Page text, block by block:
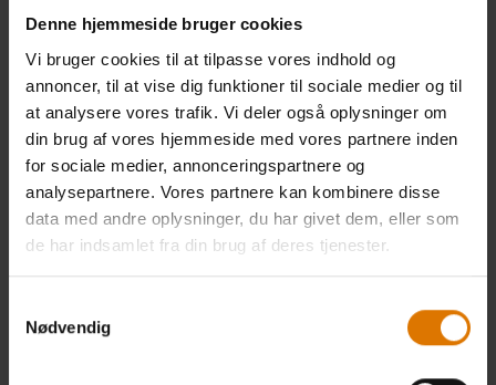
Denne hjemmeside bruger cookies
Vi bruger cookies til at tilpasse vores indhold og
annoncer, til at vise dig funktioner til sociale medier og til
at analysere vores trafik. Vi deler også oplysninger om
din brug af vores hjemmeside med vores partnere inden
for sociale medier, annonceringspartnere og
analysepartnere. Vores partnere kan kombinere disse
data med andre oplysninger, du har givet dem, eller som
de har indsamlet fra din brug af deres tjenester.
Nødvendig
Se efter Webers FSC®- mærkede
produkter! FSC-certificering betyder, at
træet følges fra skoven til det færdige
produkt for ansvarlig skovdrift.